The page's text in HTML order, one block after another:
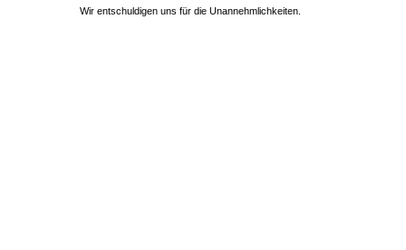
Wir entschuldigen uns für die Unannehmlichkeiten.